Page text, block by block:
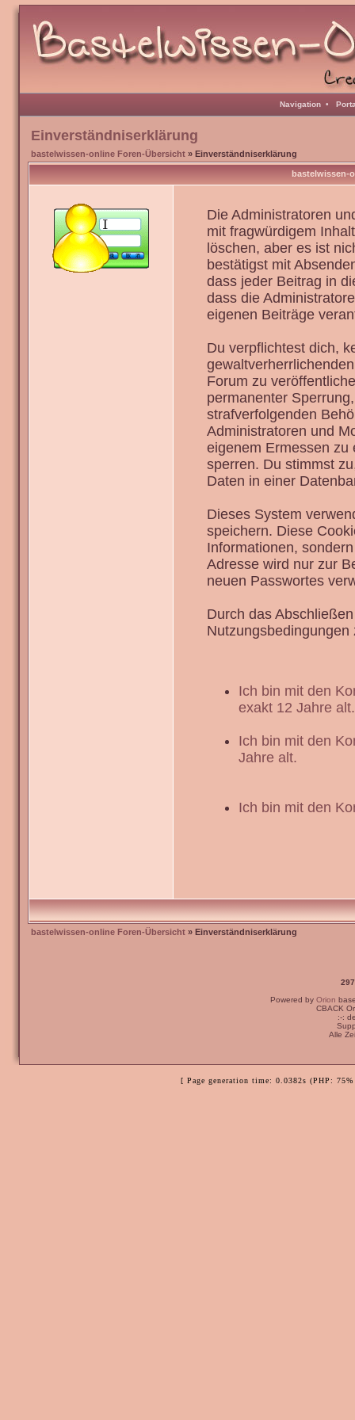
Navigation •
Einverständniserklärung
bastelwissen-online Foren-Übersicht » Einverständniserklärung
bastelwissen-
Die Administratoren
mit fragwürdigem
löschen, aber es ist
bestätigst mit
dass jeder Beitrag in
dass die
eigenen Beiträge
Du verpflichtest dich,
Forum zu
permanenter
strafverfolgenden
Administratoren und
eigenem Ermessen zu
sperren. Du stimmst
Daten in einer
Dieses System
speichern. Diese
Informationen,
Adresse wird nur zur
neuen Passwortes
Durch das
Nutzungsbedingungen
Ich bin mit den
exakt 12 Jahre alt.
Ich bin mit den
Jahre alt.
Ich bin mit den
bastelwissen-online Foren-Übersicht » Einverständniserklärung
Powered by Orion
CBACK
:-:
Alle
[ Page generation time: 0.0382s (PHP: